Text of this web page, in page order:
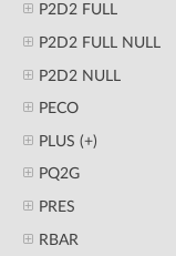
P2D2 FULL
P2D2 FULL NULL
P2D2 NULL
PECO
PLUS (+)
PQ2G
PRES
RBAR